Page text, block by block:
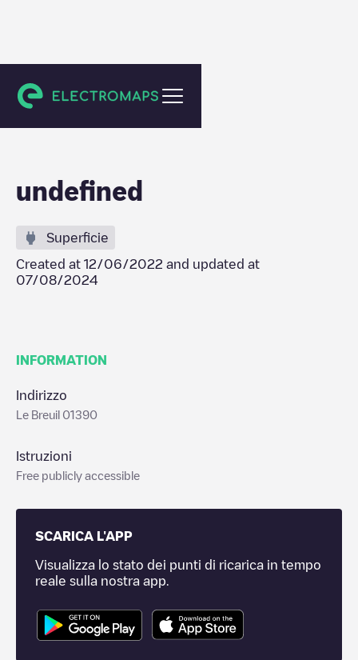
Monthieux
undefined
Superficie
Created at 12/06/2022 and updated at
07/08/2024
INFORMATION
Indirizzo
Le Breuil 01390
Istruzioni
Free publicly accessible
SCARICA L'APP
Visualizza lo stato dei punti di ricarica in tempo
reale sulla nostra app.